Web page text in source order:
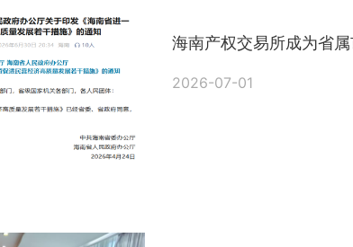
海南产权交易所成为省
量资产的重要平台
2026-07-01